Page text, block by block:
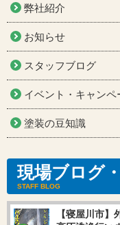
弊社紹介
お知らせ
スタッフブログ
イベント・キャンペ
塗装の豆知識
現場ブログ
STAFF BLOG
【寝屋川市